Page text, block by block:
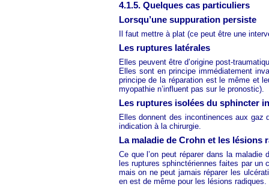
4.1.5. Quelques cas particuliers
Lorsqu’une suppuration persiste
Il faut mettre à plat (ce peut être une
Les ruptures latérales
Elles peuvent être d’origine post-
Elles sont en principe immédiatement
principe de la réparation est le même et
myopathie n’influent pas sur le pronostic).
Les ruptures isolées du sphincter
Elles donnent des incontinences aux gaz
indication à la chirurgie.
La maladie de Crohn et les lésions
Ce que l’on peut réparer dans la
les ruptures sphinctériennes faites par un
mais on ne peut jamais réparer les
en est de même pour les lésions radiques.